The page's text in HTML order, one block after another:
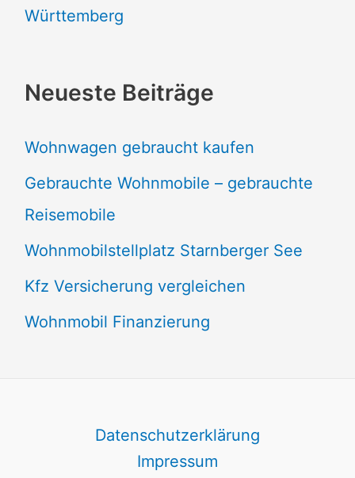
Württemberg
Neueste Beiträge
Wohnwagen gebraucht kaufen
Gebrauchte Wohnmobile – gebrauchte
Reisemobile
Wohnmobilstellplatz Starnberger See
Kfz Versicherung vergleichen
Wohnmobil Finanzierung
Datenschutzerklärung
Impressum